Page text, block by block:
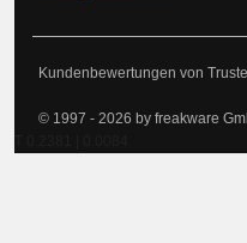
Kundenbewertungen von
© 1997 - 2026 by freakware